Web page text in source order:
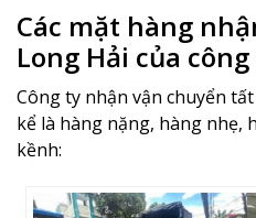
Các mặt hàng
Long Hải của
Công ty nhận vận chuyển
kể là hàng nặng, hàng nhẹ,
kềnh: